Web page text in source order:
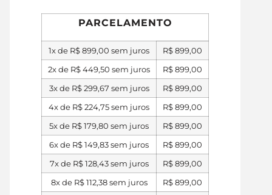
PARCELAMENTO
1x de R$899,00 sem juros R$899,00
2x de R$449,50 sem juros R$899,00
3x de R$299,67 sem juros R$899,00
4x de R$224,75sem juros R$899,00
5x de R$179,80 sem juros R$899,00
6x de R$149,83sem juros R$899,00
7x de R$128,43sem juros R$899,00
8x de R$112,38sem juros R$899,00